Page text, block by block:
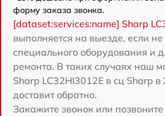
форму заказа звонка.
[dataset:services:name] Sharp
выполняется на выезде, если не
специального оборудования и
ремонта. В таких случаях наш
Sharp LC32HI3012E в сц Sharp
доставит обратно.
Закажите звонок или